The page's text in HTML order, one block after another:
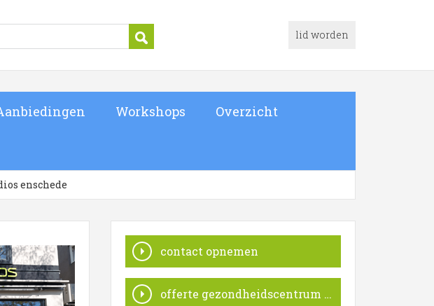
lid worden
Workshops Overzicht
enschede
contact opnemen
offerte gezondheidscentrum in Nederland